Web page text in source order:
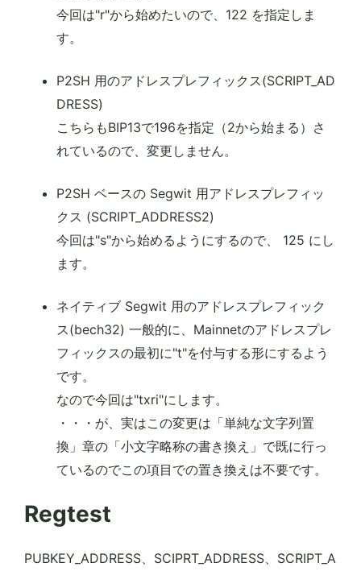
今回は"r"から始めたいので、122 を指定しま
す。
P2SH 用のアドレスプレフィックス(SCRIPT_AD
DRESS)
こちらもBIP13で196を指定（2から始まる）さ
れているので、変更しません。
P2SH ベースの Segwit 用アドレスプレフィッ
クス (SCRIPT_ADDRESS2)
今回は"s"から始めるようにするので、 125 にし
ます。
ネイティブ Segwit 用のアドレスプレフィック
ス(bech32) 一般的に、Mainnetのアドレスプレ
フィックスの最初に"t"を付与する形にするよう
です。
なので今回は"txri"にします。
・・・が、実はこの変更は「単純な文字列置
換」章の「小文字略称の書き換え」で既に行っ
ているのでこの項目での置き換えは不要です。
Regtest
PUBKEY_ADDRESS、SCIPRT_ADDRESS、SCRIPT_A